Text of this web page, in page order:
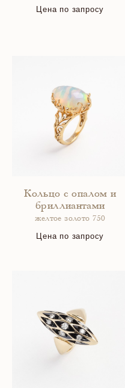
Цена по запросу
Кольцо с опалом и
бриллиантами
желтое золото 750
Цена по запросу